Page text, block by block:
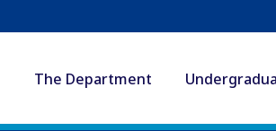
The Department